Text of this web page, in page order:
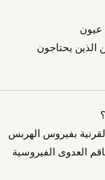
الذين يحتاجون
بفيروس الهربس
العدوى الفيروسية